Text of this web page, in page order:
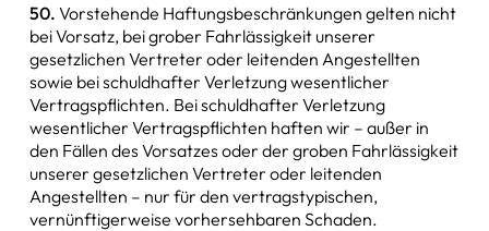
50. Vorstehende Haftungsbeschränkungen gelten nicht
bei Vorsatz, bei grober Fahrlässigkeit unserer
gesetzlichen Vertreter oder leitenden Angestellten
sowie bei schuldhafter Verletzung wesentlicher
Vertragspflichten. Bei schuldhafter Verletzung
wesentlicher Vertragspflichten haften wir – außer in
den Fällen des Vorsatzes oder der groben Fahrlässigkeit
unserer gesetzlichen Vertreter oder leitenden
Angestellten – nur für den vertragstypischen,
vernünftigerweise vorhersehbaren Schaden.